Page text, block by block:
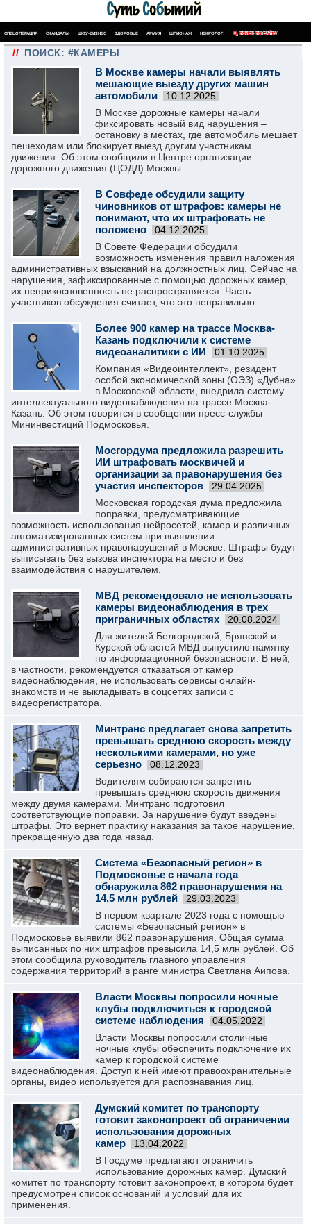
СПЕЦОПЕРАЦИЯ СКАНДАЛЫ ШОУ-БИЗНЕС ЗДОРОВЬЕ АРМИЯ ШПИОНАЖ НЕКРОЛОГ ПОИСК ПО САЙТУ
// ПОИСК: #КАМЕРЫ
В Москве камеры начали выявлять
мешающие выезду других машин
автомобили
10.12.2025
В Москве дорожные камеры начали
фиксировать новый вид нарушения –
остановку в местах, где автомобиль мешает
пешеходам или блокирует выезд другим участникам
движения. Об этом сообщили в Центре организации
дорожного движения (ЦОДД) Москвы.
В Совфеде обсудили защиту
чиновников от штрафов: камеры не
понимают, что их штрафовать не
положено
04.12.2025
В Совете Федерации обсудили
возможность изменения правил наложения
административных взысканий на должностных лиц. Сейчас на
нарушения, зафиксированные с помощью дорожных камер,
их неприкосновенность не распространяется. Часть
участников обсуждения считает, что это неправильно.
Более 900 камер на трассе Москва-
Казань подключили к системе
видеоаналитики с ИИ
01.10.2025
Компания «Видеоинтеллект», резидент
особой экономической зоны (ОЭЗ) «Дубна»
в Московской области, внедрила систему
интеллектуального видеонаблюдения на трассе Москва-
Казань. Об этом говорится в сообщении пресс-службы
Мининвестиций Подмосковья.
Мосгордума предложила разрешить
ИИ штрафовать москвичей и
организации за правонарушения без
участия инспекторов
29.04.2025
Московская городская дума предложила
поправки, предусматривающие
возможность использования нейросетей, камер и различных
автоматизированных систем при выявлении
административных правонарушений в Москве. Штрафы будут
выписывать без вызова инспектора на место и без
взаимодействия с нарушителем.
МВД рекомендовало не использовать
камеры видеонаблюдения в трех
приграничных областях
20.08.2024
Для жителей Белгородской, Брянской и
Курской областей МВД выпустило памятку
по информационной безопасности. В ней,
в частности, рекомендуется отказаться от камер
видеонаблюдения, не использовать сервисы онлайн-
знакомств и не выкладывать в соцсетях записи с
видеорегистратора.
Минтранс предлагает снова запретить
превышать среднюю скорость между
несколькими камерами, но уже
серьезно
08.12.2023
Водителям собираются запретить
превышать среднюю скорость движения
между двумя камерами. Минтранс подготовил
соответствующие поправки. За нарушение будут введены
штрафы. Это вернет практику наказания за такое нарушение,
прекращенную два года назад.
Система «Безопасный регион» в
Подмосковье с начала года
обнаружила 862 правонарушения на
14,5 млн рублей
29.03.2023
В первом квартале 2023 года с помощью
системы «Безопасный регион» в
Подмосковье выявили 862 правонарушения. Общая сумма
выписанных по них штрафов превысила 14,5 млн рублей. Об
этом сообщила руководитель главного управления
содержания территорий в ранге министра Светлана Аипова.
Власти Москвы попросили ночные
клубы подключиться к городской
системе наблюдения
04.05.2022
Власти Москвы попросили столичные
ночные клубы обеспечить подключение их
камер к городской системе
видеонаблюдения. Доступ к ней имеют правоохранительные
органы, видео используется для распознавания лиц.
Думский комитет по транспорту
готовит законопроект об ограничении
использования дорожных
камер
13.04.2022
В Госдуме предлагают ограничить
использование дорожных камер. Думский
комитет по транспорту готовит законопроект, в котором будет
предусмотрен список оснований и условий для их
применения.